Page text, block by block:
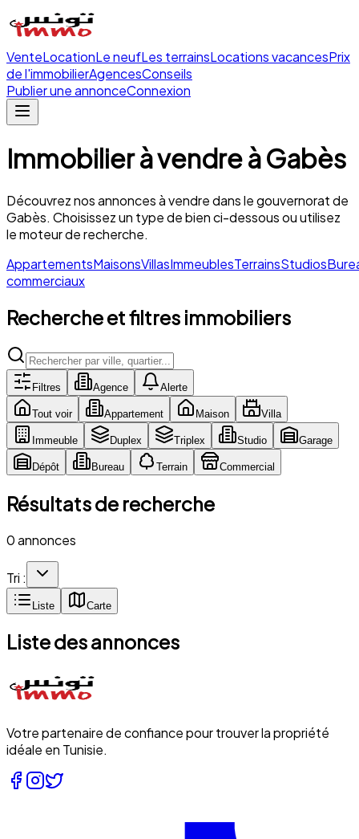
VenteLocationLe neufLes terrainsLocations vacancesPrix
de l'immobilierAgencesConseils
Publier une annonceConnexion
Immobilierà vendreàGabès
Découvrez nos annoncesà vendredans le gouvernorat de
Gabès. Choisissez un type de bien ci-dessous ou utilisez
le moteur de recherche.
AppartementsMaisonsVillasImmeublesTerrainsStudios
commerciaux
Recherche et filtres immobiliers
Filtres Agence Alerte
Tout voir Appartement Maison Villa
Immeuble Duplex Triplex Studio Garage
Dépôt Bureau Terrain Commercial
Résultats de recherche
0 annonces
Tri :
Liste Carte
Liste des annonces
Votre partenaire de confiance pour trouver la propriété
idéale en Tunisie.